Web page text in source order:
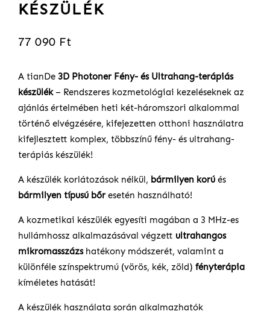
KÉSZÜLÉK
77 090 Ft
A tianDe 3D Photoner Fény- és Ultrahang-terápiás
készülék– Rendszeres kozmetológiai kezeléseknek az
ajánlás értelmében heti két-háromszori alkalommal
történő elvégzésére, kifejezetten otthoni használatra
kifejlesztett komplex, többszínű fény- és ultrahang-
terápiás készülék!
A készülék korlátozások nélkül, bármilyen korú és
bármilyen típusú bőresetén használható!
A kozmetikai készülék egyesíti magában a 3 MHz-es
hullámhossz alkalmazásával végzett ultrahangos
mikromasszázshatékony módszerét, valamint a
különféle színspektrumú (vörös, kék, zöld) fényterápia
kíméletes hatását!
A készülék használata során alkalmazhatók